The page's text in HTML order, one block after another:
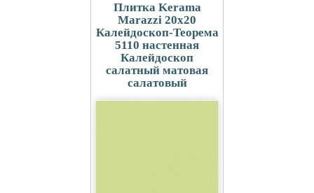
Плитка Kerama
Marazzi 20x20
Калейдоскоп-Теорема
5110 настенная
Калейдоскоп
салатный матовая
салатовый